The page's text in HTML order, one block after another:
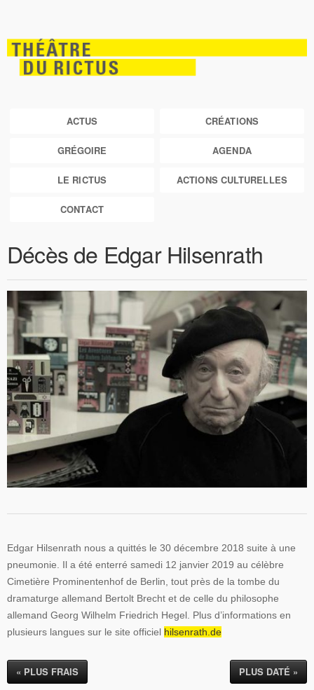
ACTUS CRÉATIONS
GRÉGOIRE AGENDA
LE RICTUS ACTIONS CULTURELLES
CONTACT
Décès de Edgar Hilsenrath
Edgar Hilsenrath nous a quittés le 30 décembre 2018 suite à une
pneumonie. Il a été enterré samedi 12 janvier 2019 au célèbre
Cimetière Prominentenhof de Berlin, tout près de la tombe du
dramaturge allemand Bertolt Brecht et de celle du philosophe
allemand Georg Wilhelm Friedrich Hegel. Plus d’informations en
plusieurs langues sur le site officiel hilsenrath.de
« PLUS FRAIS PLUS DATÉ »